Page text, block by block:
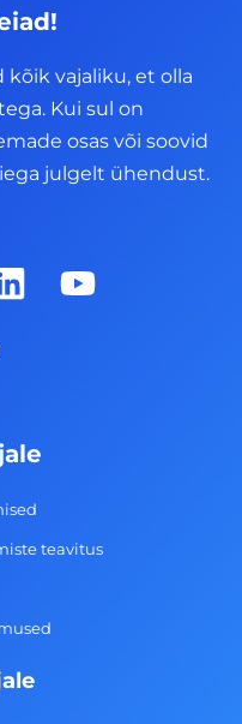
kõik vajaliku, et olla
Kui sul on
osas või soovid
julgelt ühendust.
L
i
d
n
Y
o
teavitus